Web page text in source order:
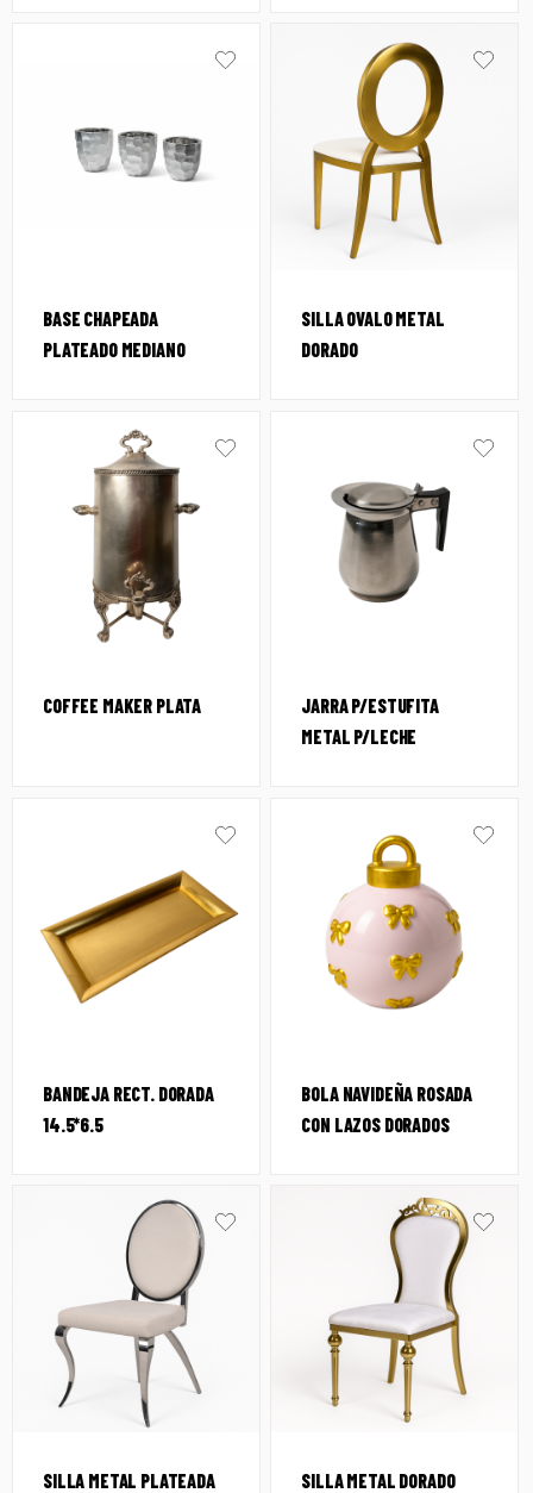
BASE CHAPEADA
PLATEADO MEDIANO
SILLA OVALO METAL
DORADO
COFFEE MAKER PLATA
JARRA P/ESTUFITA
METAL P/LECHE
BANDEJA RECT. DORADA
14.5*6.5
BOLA NAVIDEÑA ROSADA
CON LAZOS DORADOS
SILLA METAL PLATEADA
SILLA METAL DORADO